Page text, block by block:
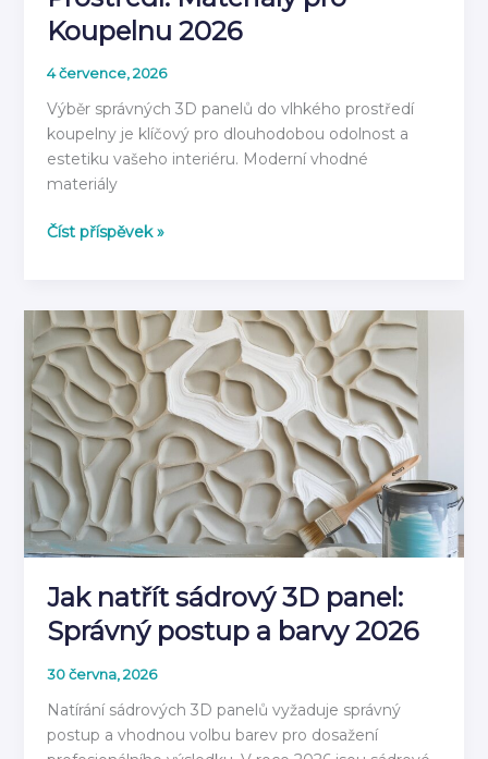
Koupelnu 2026
4 července, 2026
Výběr správných 3D panelů do vlhkého prostředí
koupelny je klíčový pro dlouhodobou odolnost a
estetiku vašeho interiéru. Moderní vhodné
materiály
3D
Vlhkého
Prostředí:
Materiály
pro
Koupelnu
2026
Číst příspěvek »
Jak natřít sádrový 3D panel:
Správný postup a barvy 2026
30 června, 2026
Natírání sádrových 3D panelů vyžaduje správný
postup a vhodnou volbu barev pro dosažení